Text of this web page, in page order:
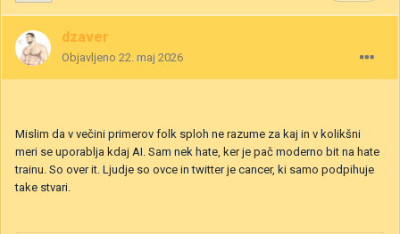
dzaver
Objavljeno 22. maj 2026
Mislim da v večini primerov folk sploh ne razume za kaj in v kolikšni
meri se uporablja kdaj AI. Sam nek hate, ker je pač moderno bit na hate
trainu. So over it. Ljudje so ovce in twitter je cancer, ki samo podpihuje
take stvari.